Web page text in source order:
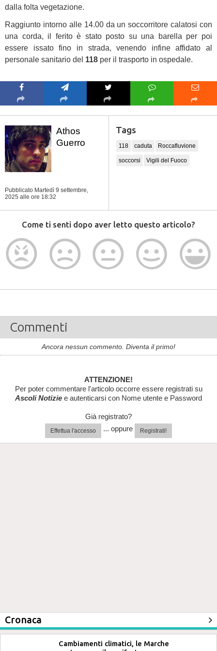
dalla folta vegetazione.
Raggiunto intorno alle 14.00 da un soccorritore calatosi con
una corda, il ferito è stato posto su una barella per poi
essere issato fino in strada, venendo infine affidato al
personale sanitario del 118 per il trasporto in ospedale.
Athos
Guerro
Pubblicato Martedì 9 settembre,
2025 alle ore 18:32
Tags
118 caduta Roccafluvione
soccorsi Vigili del Fuoco
Come ti senti dopo aver letto questo articolo?
Commenti
Ancora nessun commento. Diventa il primo!
ATTENZIONE!
Per poter commentare l'articolo occorre essere registrati su
Ascoli Notizie e autenticarsi con Nome utente e Password
Già registrato?
Effettua l'accesso ... oppure Registrati!
Cronaca
Cambiamenti climatici, le Marche